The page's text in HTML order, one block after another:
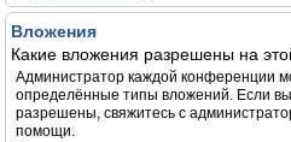
Вложения
Какие вложения разрешены на
Администратор каждой конференции
определённые типы вложений. Если
разрешены, свяжитесь с
помощи.